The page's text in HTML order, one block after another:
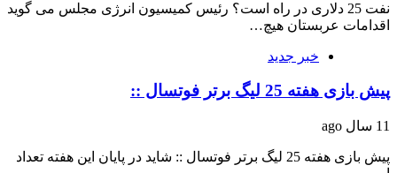
نفت 25 دلاری در راه است؟ رئیس کمیسیون انرژی مجلس می گوید
اقدامات عربستان هیچ…
خبر جدید
پیش بازی هفته 25 لیگ برتر فوتسال ::
11 سال ago
پیش بازی هفته 25 لیگ برتر فوتسال :: شاید در پایان این هفته تعداد